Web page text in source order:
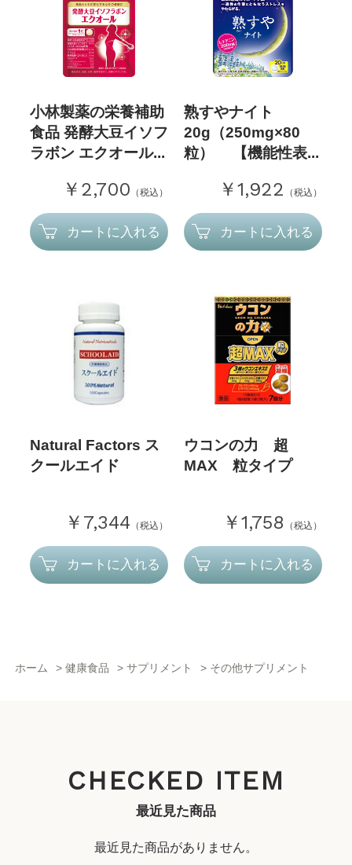
小林製薬の栄養補助
食品 発酵大豆イソフ
ラボン エクオール...
￥2,700 （税込）
カートに入れる
熟すやナイト
20g（250mg×80
粒） 【機能性表...
￥1,922 （税込）
カートに入れる
Natural Factors ス
クールエイド
￥7,344 （税込）
カートに入れる
ウコンの力 超
MAX 粒タイプ
￥1,758 （税込）
カートに入れる
ホーム >健康食品 >サプリメント > その他サプリメント
CHECKED ITEM
最近見た商品
最近見た商品がありません。